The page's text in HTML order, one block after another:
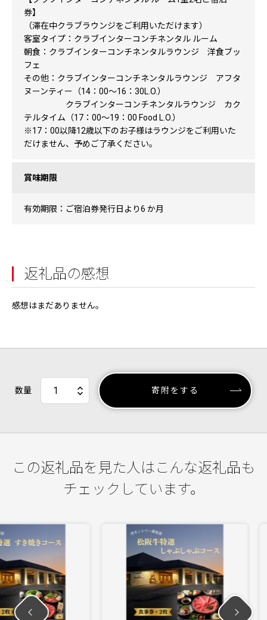
券】
（滞在中クラブラウンジをご利用いただけます）
客室タイプ：クラブインターコンチネンタル ルーム
朝食：クラブインターコンチネンタルラウンジ 洋食ブッ
フェ
その他：クラブインターコンチネンタルラウンジ アフタ
ヌーンティー（14：00〜16：30L.O.）
クラブインターコンチネンタルラウンジ カク
テルタイム（17：00〜19：00 Food L.O.）
※17：00以降12歳以下のお子様はラウンジをご利用いた
だけません、予めご了承ください。
賞味期限
有効期限：ご宿泊券発行日より6 か月
返礼品の感想
感想はまだありません。
数量 寄附をする
この返礼品を見た人はこんな返礼品も
チェックしています。